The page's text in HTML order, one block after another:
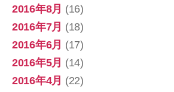
2016年8月 (16)
2016年7月 (18)
2016年6月 (17)
2016年5月 (14)
2016年4月 (22)